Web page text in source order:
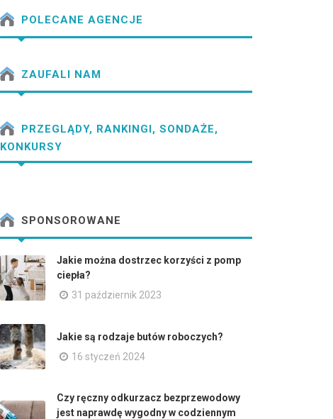
POLECANE AGENCJE
ZAUFALI NAM
PRZEGLĄDY, RANKINGI, SONDAŻE,
KONKURSY
SPONSOROWANE
Jakie można dostrzec korzyści z pomp
ciepła?
31 październik 2023
Jakie są rodzaje butów roboczych?
16 styczeń 2024
Czy ręczny odkurzacz bezprzewodowy
jest naprawdę wygodny w codziennym